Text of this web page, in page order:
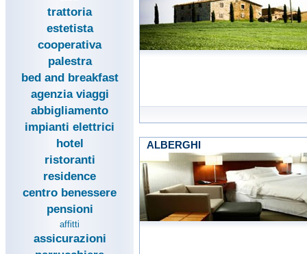
trattoria
estetista
cooperativa
palestra
bed and breakfast
agenzia viaggi
abbigliamento
impianti elettrici
hotel
ristoranti
residence
centro benessere
pensioni
affitti
assicurazioni
ALBERGHI